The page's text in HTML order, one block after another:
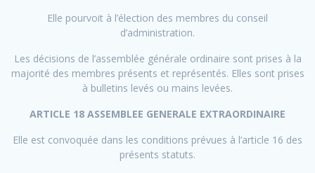
Elle pourvoit à l’élection des membres du conseil
d’administration.
Les décisions de l’assemblée générale ordinaire sont prises à la
majorité des membres présents et représentés. Elles sont prises
à bulletins levés ou mains levées.
ARTICLE 18 ASSEMBLEE GENERALE EXTRAORDINAIRE
Elle est convoquée dans les conditions prévues à l’article 16 des
présents statuts.